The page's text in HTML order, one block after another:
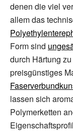
denen die viel
allem das
Form sind
durch Härtung zu
preisgünstiges
lassen sich
Polymerketten